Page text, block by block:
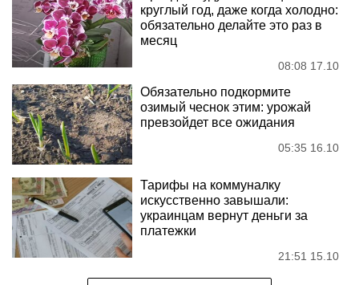
круглый год, даже когда холодно:
обязательно делайте это раз в
месяц
08:08 17.10
Обязательно подкормите
озимый чеснок этим: урожай
превзойдет все ожидания
05:35 16.10
Тарифы на коммуналку
искусственно завышали:
украинцам вернут деньги за
платежки
21:51 15.10